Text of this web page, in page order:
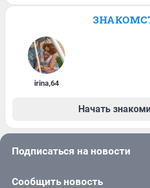
irina,64
Начать
Подписаться на новости
Сообщить новость